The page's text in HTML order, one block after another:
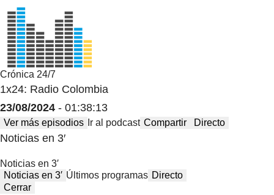
Crónica 24/7
1x24: Radio Colombia
23/08/2024 - 01:38:13
Ver más episodios Ir al podcast Compartir Directo
Noticias en 3′
Noticias en 3′
Noticias en 3′ Últimos programas Directo
Cerrar